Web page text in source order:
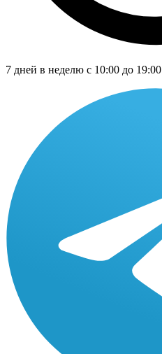
7 дней в неделю с 10:00 до 19:00